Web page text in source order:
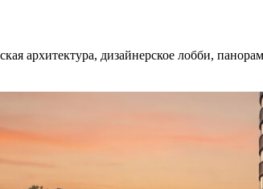
архитектура, дизайнерское лобби,